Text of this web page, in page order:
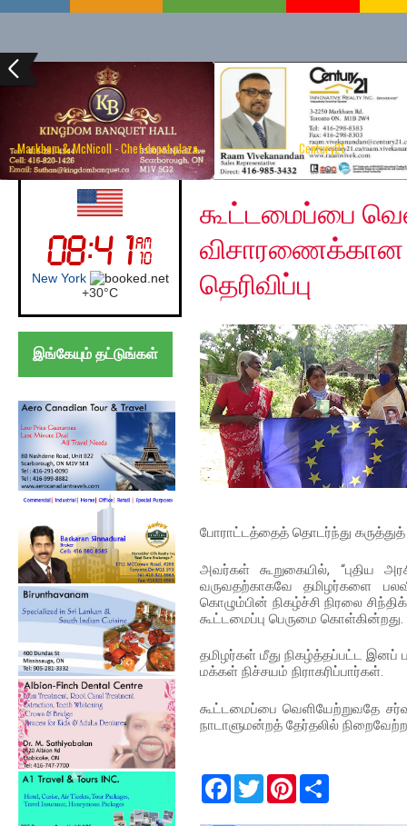
Markham & McNicoll - Chef depot plaza Century21
UK (London)
London
+24°C
இங்கேயும் தட்டுங்கள்
Wednesday, July 8,
கூட்டமைப்பை
விசாரணைக்கான
தெரிவிப்பு
போராட்டத்தைத் தொடர்ந்து கருத்துத்
அவர்கள் கூறுகையில், “புதிய
வருவதற்காகவே தமிழர்களை
கொழும்பின் நிகழ்ச்சி நிரலை
கூட்டமைப்பு பெருமை கொள்கின்றது.
தமிழர்கள் மீது நிகழ்த்தப்பட்ட இனப்
மக்கள் நிச்சயம் நிராகரிப்பார்கள்.
கூட்டமைப்பை வெளியேற்றுவதே
நாடாளுமன்றத் தேர்தலில்
F
T
w
P